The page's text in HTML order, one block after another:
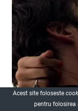
Acest site foloseste
pentru folosirea